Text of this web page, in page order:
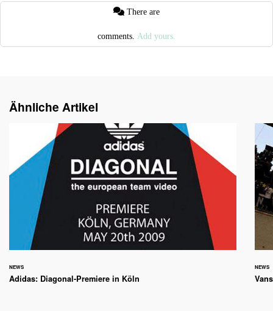
comments. Add yours.
Ähnliche Artikel
NEWS
Adidas: Diagonal-Premiere in Köln
NEWS